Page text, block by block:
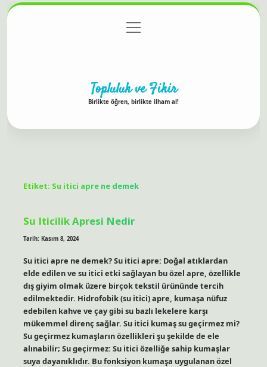
Gizlilik Politikası
menüyü
aç
Topluluk ve Fikir
Birlikte öğren, birlikte ilham al!
Etiket: Su itici apre ne demek
Su Iticilik Apresi Nedir
Tarih: Kasım 8, 2024
Su itici apre ne demek? Su itici apre: Doğal atıklardan
elde edilen ve su itici etki sağlayan bu özel apre, özellikle
dış giyim olmak üzere birçok tekstil ürününde tercih
edilmektedir. Hidrofobik (su itici) apre, kumaşa nüfuz
edebilen kahve ve çay gibi su bazlı lekelere karşı
mükemmel direnç sağlar. Su itici kumaş su geçirmez mi?
Su geçirmez kumaşların özellikleri şu şekilde de ele
alınabilir; Su geçirmez: Su itici özelliğe sahip kumaşlar
suya dayanıklıdır. Bu fonksiyon kumaşa uygulanan özel